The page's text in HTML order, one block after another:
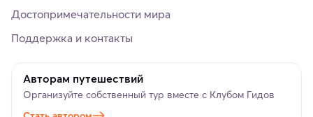
Достопримечательности мира
Поддержка и контакты
Авторам путешествий
Организуйте собственный тур вместе с Клубом Гидов